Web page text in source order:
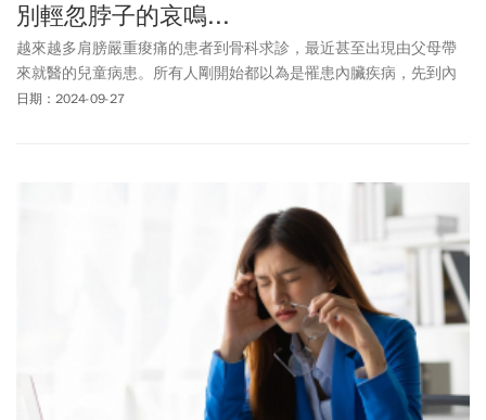
別輕忽脖子的哀鳴...
越來越多肩膀嚴重痠痛的患者到骨科求診，最近甚至出現由父母帶
來就醫的兒童病患。所有人剛開始都以為是罹患內臟疾病，先到內
科掛號，檢查過後發現沒有任何問題，於是改掛骨科。這個現象代
日期：2024-09-27